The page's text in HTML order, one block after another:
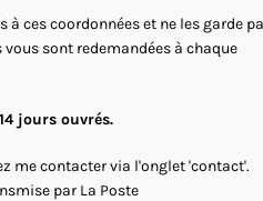
à ces coordonnées et ne les garde
sont redemandées à chaque
jours ouvrés.
me contacter via l'onglet 'contact'.
par La Poste